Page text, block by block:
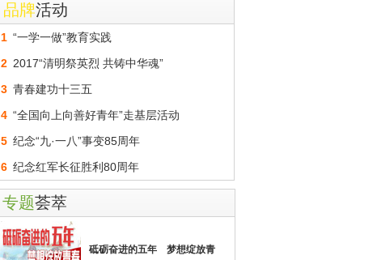
品牌活动
1 “一学一做”教育实践
2 2017“清明祭英烈 共铸中华魂”
3 青春建功十三五
4 “全国向上向善好青年”走基层活动
5 纪念“九·一八”事变85周年
6 纪念红军长征胜利80周年
专题荟萃
砥砺奋进的五年 梦想绽放青